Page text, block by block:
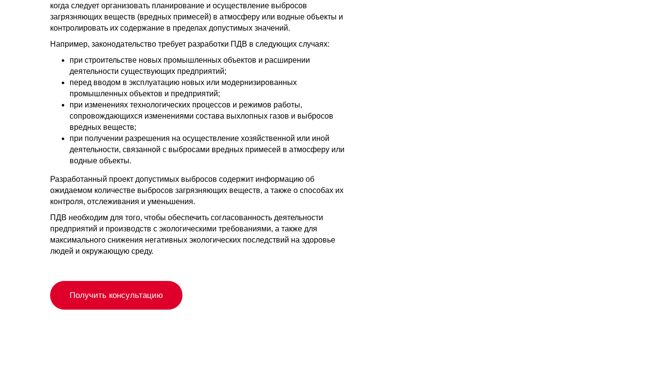
когда следует организовать планирование и осуществление выбросов
загрязняющих веществ (вредных примесей) в атмосферу или водные объекты и
контролировать их содержание в пределах допустимых значений.
Например, законодательство требует разработки ПДВ в следующих случаях:
при строительстве новых промышленных объектов и расширении
деятельности существующих предприятий;
перед вводом в эксплуатацию новых или модернизированных
промышленных объектов и предприятий;
при изменениях технологических процессов и режимов работы,
сопровождающихся изменениями состава выхлопных газов и выбросов
вредных веществ;
при получении разрешения на осуществление хозяйственной или иной
деятельности, связанной с выбросами вредных примесей в атмосферу или
водные объекты.
Разработанный проект допустимых выбросов содержит информацию об
ожидаемом количестве выбросов загрязняющих веществ, а также о способах их
контроля, отслеживания и уменьшения.
ПДВ необходим для того, чтобы обеспечить согласованность деятельности
предприятий и производств с экологическими требованиями, а также для
максимального снижения негативных экологических последствий на здоровье
людей и окружающую среду.
Получить консультацию